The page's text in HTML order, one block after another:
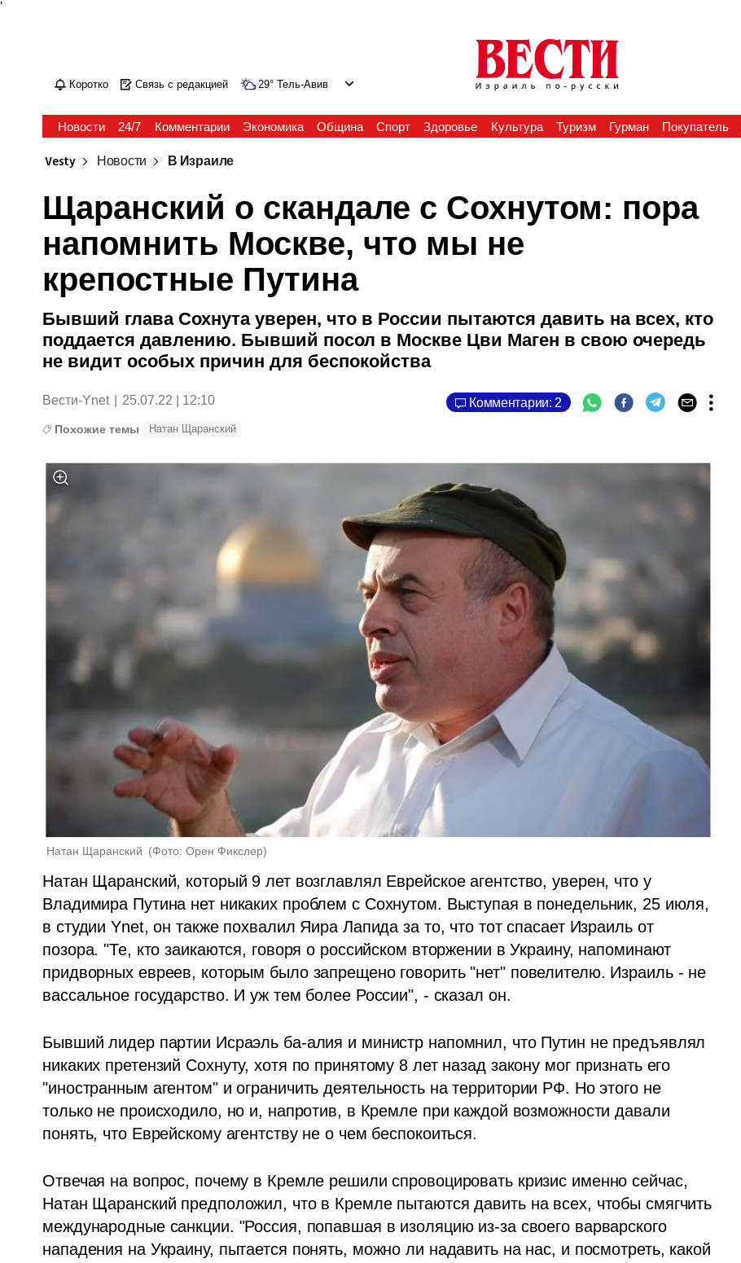
'
Коротко Связь с редакцией 29° Тель-Авив
Новости 24/7 Комментарии Экономика Община Спорт Здоровье Культура Туризм Гурман Покупатель
Vesty Новости В Израиле
Щаранский о скандале с Сохнутом: пора
напомнить Москве, что мы не
крепостные Путина
Бывший глава Сохнута уверен, что в России пытаются давить на всех, кто
поддается давлению. Бывший посол в Москве Цви Маген в свою очередь
не видит особых причин для беспокойства
Вести-Ynet 25.07.22 | 12:10 Комментарии: 2
Похожие темы Натан Щаранский
Натан Щаранский (Фото: Орен Фикслер)
Натан Щаранский, который 9 лет возглавлял Еврейское агентство, уверен, что у
Владимира Путина нет никаких проблем с Сохнутом. Выступая в понедельник, 25 июля,
в студии Ynet, он также похвалил Яира Лапида за то, что тот спасает Израиль от
позора. "Те, кто заикаются, говоря о российском вторжении в Украину, напоминают
придворных евреев, которым было запрещено говорить "нет" повелителю. Израиль - не
вассальное государство. И уж тем более России", - сказал он.
Бывший лидер партии Исраэль ба-алия и министр напомнил, что Путин не предъявлял
никаких претензий Сохнуту, хотя по принятому 8 лет назад закону мог признать его
"иностранным агентом" и ограничить деятельность на территории РФ. Но этого не
только не происходило, но и, напротив, в Кремле при каждой возможности давали
понять, что Еврейскому агентству не о чем беспокоиться.
Отвечая на вопрос, почему в Кремле решили спровоцировать кризис именно сейчас,
Натан Щаранский предположил, что в Кремле пытаются давить на всех, чтобы смягчить
международные санкции. "Россия, попавшая в изоляцию из-за своего варварского
нападения на Украину, пытается понять, можно ли надавить на нас, и посмотреть, какой